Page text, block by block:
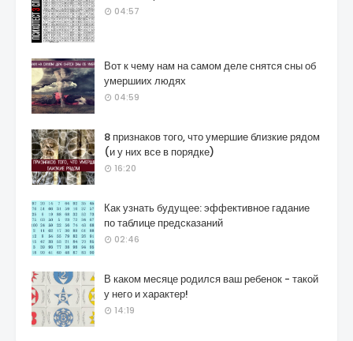
04:57
Вот к чему нам на самом деле снятся сны об
умершиих людях
04:59
8 признаков того, что умершие близкие рядом
(и у них все в порядке)
16:20
Как узнать будущее: эффективное гадание
по таблице предсказаний
02:46
В каком месяце родился ваш ребенок - такой
у него и характер!
14:19